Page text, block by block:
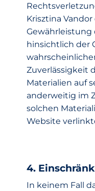
Krisztina
Gewährleistung
hinsichtlich der
Zuverlässigkeit
Materialien auf
anderweitig im
solchen
Website
4.
In keinem Fall